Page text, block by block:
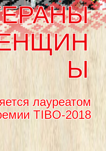
Ы
лауреатом
TIBO-2018